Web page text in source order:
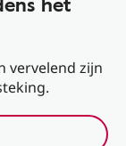
vervelend zijn